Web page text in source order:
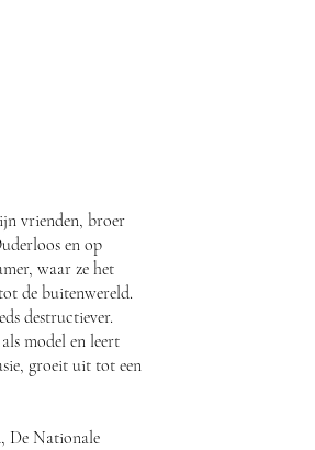
vrienden, broer
en op
waar ze het
de buitenwereld.
destructiever.
model en leert
groeit uit tot een
De Nationale